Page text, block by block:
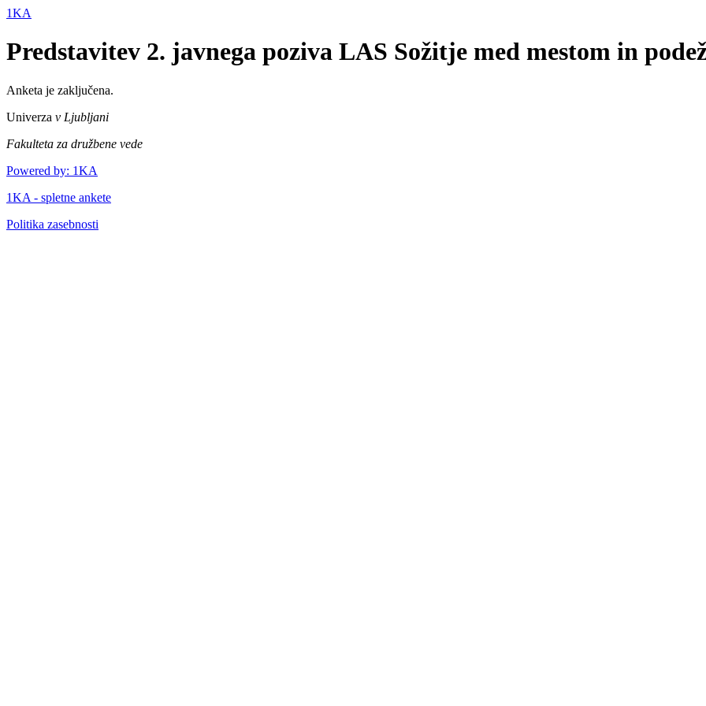
1KA
Predstavitev 2. javnega poziva LAS Sožitje med mestom in
Anketa je zaključena.
Univerza v Ljubljani
Fakulteta za družbene vede
Powered by: 1KA
1KA - spletne ankete
Politika zasebnosti